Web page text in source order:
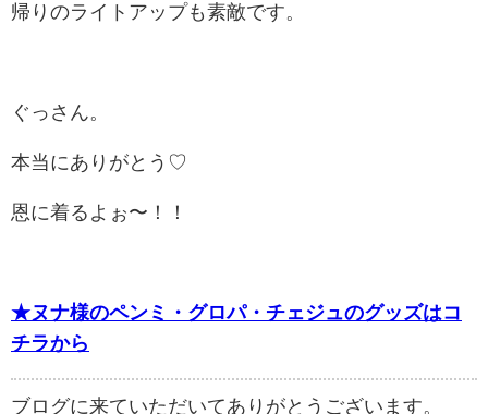
帰りのライトアップも素敵です。
ぐっさん。
本当にありがとう♡
恩に着るよぉ〜！！
★ヌナ様のペンミ・グロパ・チェジュのグッズはコ
チラから
ブログに来ていただいてありがとうございます。